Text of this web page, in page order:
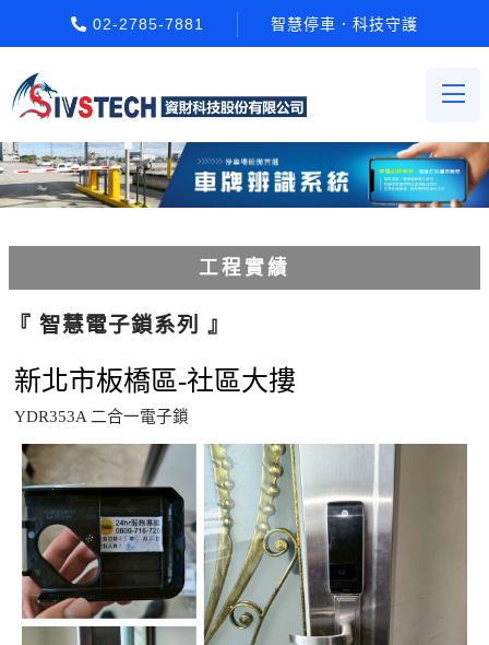
02-2785-7881 智慧停車．科技守護
工程實績
車輪檔防撞條系列
人員通關管制機系列
電動柵欄機系列
車牌辨識收費系統系列
停車場管制系統系列
停車場收費系統系列
工地管理系統系列
『 智慧電子鎖系列 』
新北市板橋區-社區大摟
YDR353A 二合一電子鎖